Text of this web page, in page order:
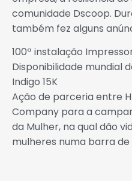
comunidade Dscoop.
também fez alguns
100ª instalação
Disponibilidade mundial
Indigo 15K
Ação de parceria entre
Company para a
da Mulher, na qual dão
mulheres numa barra